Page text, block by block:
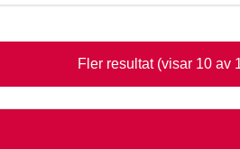
Fler resultat (visar 10 av